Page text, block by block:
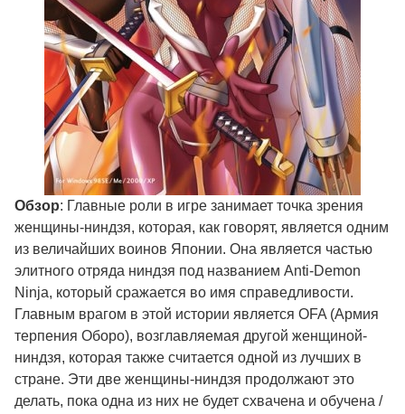
Обзор: Главные роли в игре занимает точка зрения
женщины-ниндзя, которая, как говорят, является одним
из величайших воинов Японии. Она является частью
элитного отряда ниндзя под названием Anti-Demon
Ninja, который сражается во имя справедливости.
Главным врагом в этой истории является OFA (Армия
терпения Оборо), возглавляемая другой женщиной-
ниндзя, которая также считается одной из лучших в
стране. Эти две женщины-ниндзя продолжают это
делать, пока одна из них не будет схвачена и обучена /